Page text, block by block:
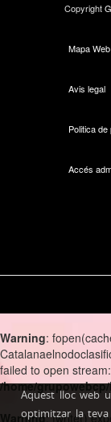
Copyright
Mapa Web
Avis legal
Politica
Accés
Aquest lloc web
optimitzar la teva
Warning:
failed to open
/home/
Warning: fwrite()